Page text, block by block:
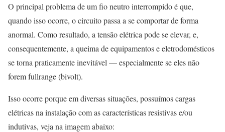
O principal problema de um fio neutro interrompido é que,
quando isso ocorre, o circuito passa a se comportar de forma
anormal. Como resultado, a tensão elétrica pode se elevar, e,
consequentemente, a queima de equipamentos e eletrodomésticos
se torna praticamente inevitável — especialmente se eles não
forem fullrange (bivolt).
Isso ocorre porque em diversas situações, possuímos cargas
elétricas na instalação com as características resistivas e/ou
indutivas, veja na imagem abaixo: